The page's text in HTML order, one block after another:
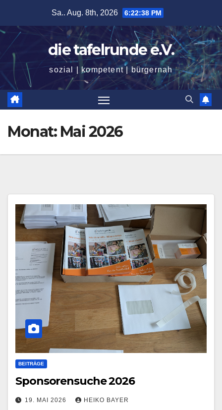
springen
Sa.. Aug. 8th, 2026 6:22:39 PM
die tafelrunde e.V.
sozial | kompetent | bürgernah
Monat: Mai 2026
BEITRÄGE
Sponsorensuche 2026
19. MAI 2026 HEIKO BAYER